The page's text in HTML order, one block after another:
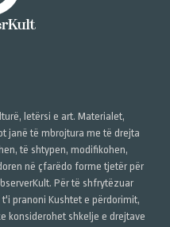
letërsi e art. Materialet,
janë të mbrojtura me të drejta
të shtypen, modifikohen,
në çfarëdo forme tjetër për
Për të shfrytëzuar
pranoni Kushtet e përdorimit,
konsiderohet shkelje e drejtave